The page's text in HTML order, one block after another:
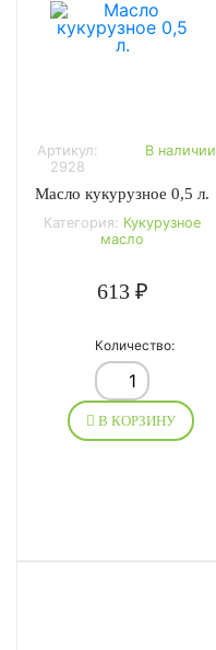
Артикул:
2928
В наличии
Масло кукурузное 0,5 л.
Категория: Кукурузное
масло
613 ₽
Количество:
В КОРЗИНУ